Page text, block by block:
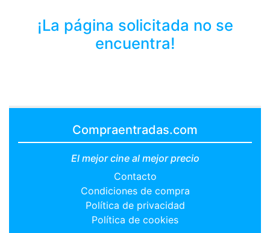
¡La página solicitada no se
encuentra!
Compraentradas.com
El mejor cine al mejor precio
Contacto
Condiciones de compra
Política de privacidad
Política de cookies